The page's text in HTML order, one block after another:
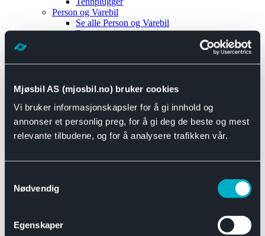
Mjøsbil AS (mjosbil.no) bruker cookies
Vi bruker informasjonskapsler for å gi innhold og
annonser et personlig preg, for å gi deg de beste og mest
relevante tilbudene, og for å analysere trafikken vår.
Nødvendig
Egenskaper
Person og Varebil
Se alle Person og Varebil
Brems
Motor og drivverk
Se alle Universal
Bremsedeler
Se alle Bremsedeler
Bremsenippler
Drivline og motor
Se alle Drivline og motor
Eksosanlegg